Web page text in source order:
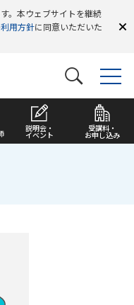
。本ウェブサイトを継続
用方針に同意いただいた
説明会・
イベント
受講料・
お申し込み